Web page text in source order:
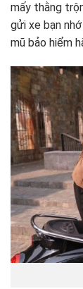
mấy thằng
gửi xe bạn
mũ bảo hiểm